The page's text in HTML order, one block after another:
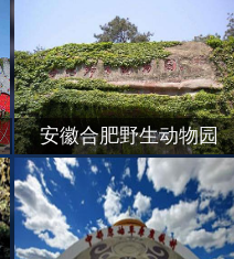
安徽合肥野生动物园